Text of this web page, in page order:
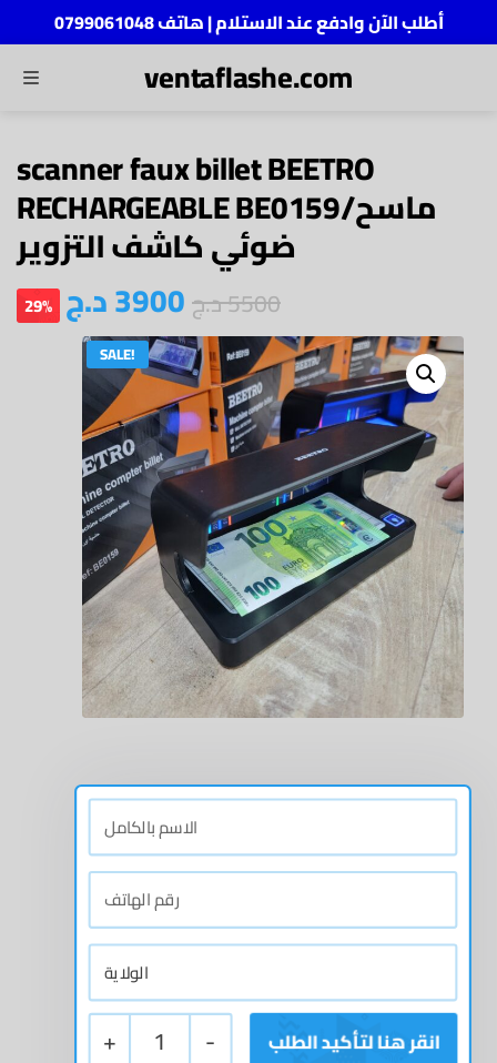
أطلب الآن وادفع عند الاستلام | هاتف 0799061048
MENU ventaflashe.com
scanner faux billet BEETRO
RECHARGEABLE BE0159/ماسح
ضوئي كاشف التزوير
3900د.ج 5500د.ج 29%
SALE!
+ 1 -